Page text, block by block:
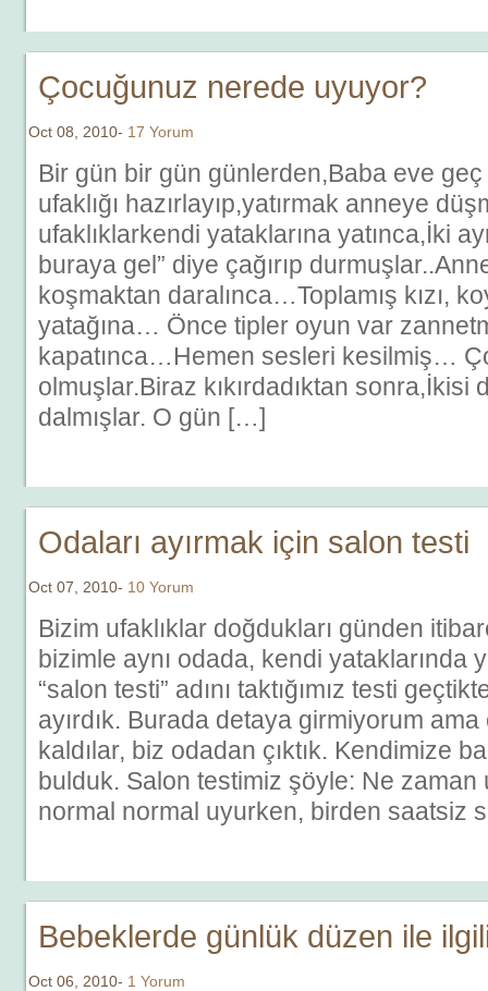
Çocuğunuz nerede uyuyor?
Oct 08, 2010- 17 Yorum
Bir gün bir gün günlerden,Baba eve
ufaklığı hazırlayıp,yatırmak anneye
ufaklıklarkendi yataklarına yatınca,İki
buraya gel” diye çağırıp
koşmaktan daralınca…Toplamış kızı,
yatağına… Önce tipler oyun var
kapatınca…Hemen sesleri kesilmiş…
olmuşlar.Biraz kıkırdadıktan sonra,İkisi
dalmışlar. O gün […]
Odaları ayırmak için salon testi
Oct 07, 2010- 10 Yorum
Bizim ufaklıklar doğdukları günden
bizimle aynı odada, kendi yataklarında
“salon testi” adını taktığımız testi
ayırdık. Burada detaya girmiyorum
kaldılar, biz odadan çıktık. Kendimize
bulduk. Salon testimiz şöyle: Ne zaman
normal normal uyurken, birden saatsiz
Bebeklerde günlük düzen ile
Oct 06, 2010- 1 Yorum